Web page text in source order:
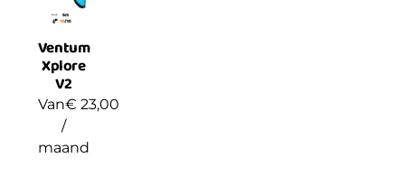
Ventum
Xplore
V2
Van€ 23,00
/
maand